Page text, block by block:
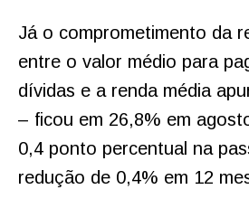
Já o comprometimento da
entre o valor médio para
dívidas e a renda média
– ficou em 26,8% em
0,4 ponto percentual na
redução de 0,4% em 12